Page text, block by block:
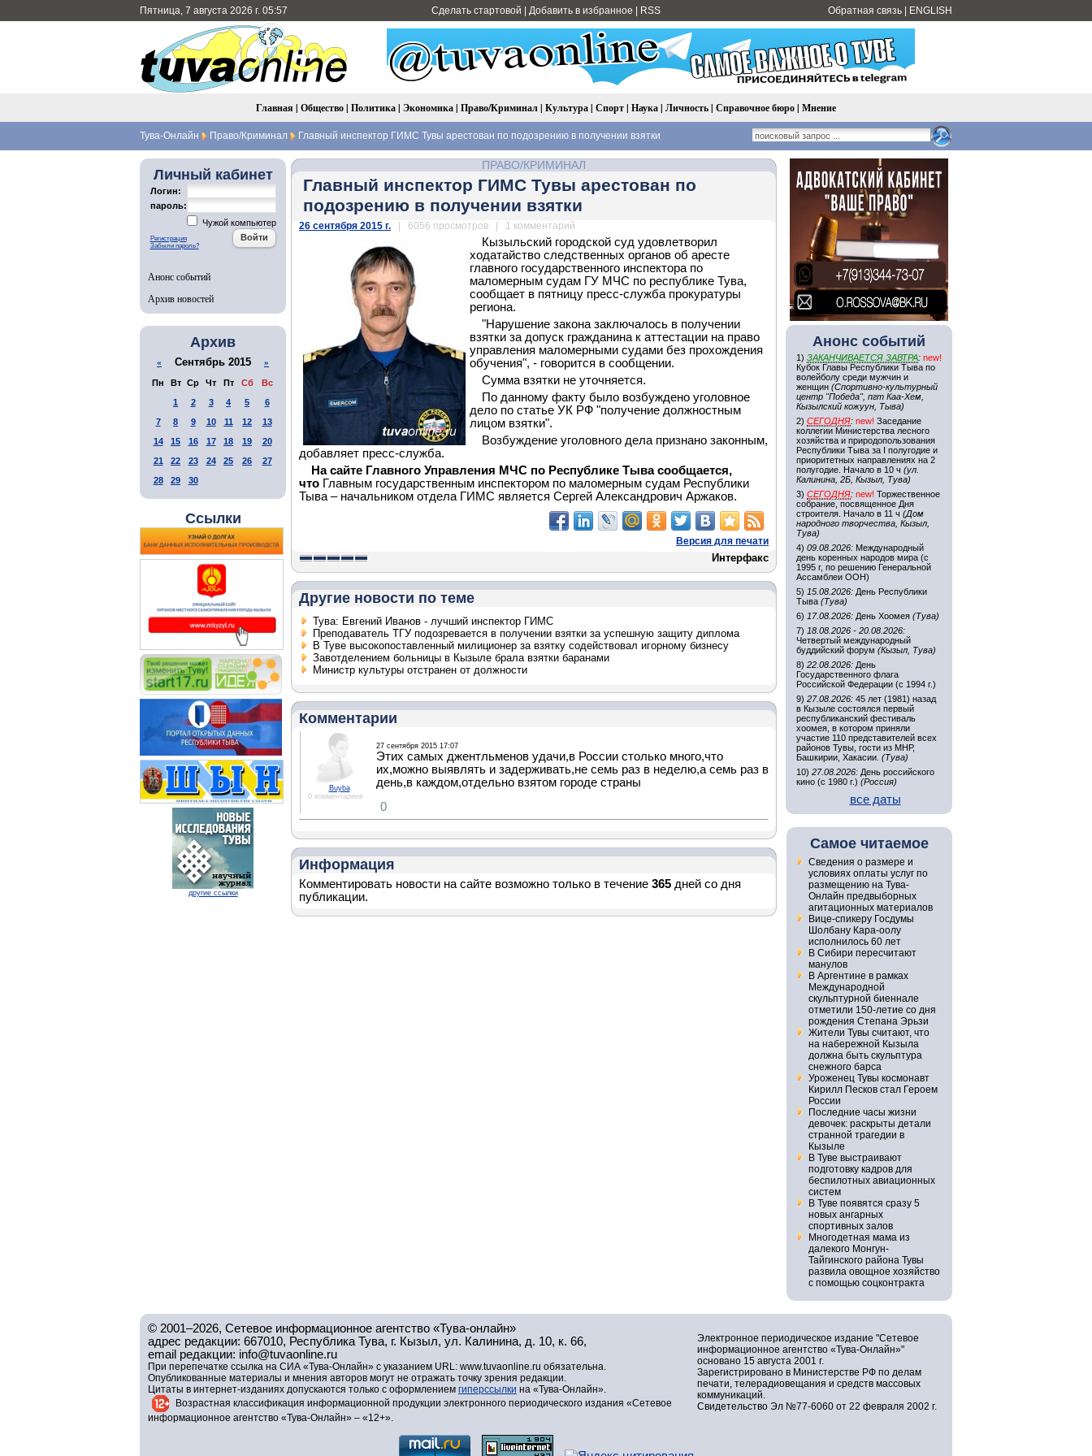
Пятница, 7 августа 2026 г. 05:57 Сделать стартовой Добавить в избранное RSS Обратная связь ENGLISH
Главная | Общество| Политика| Экономика| Право/Криминал| Культура| Спорт| Наука| Личность| Справочное бюро| Мнение
Тува-Онлайн Право/Криминал Главный инспектор ГИМС Тувы арестован по подозрению в получении взятки
Личный кабинет
Логин:
пароль:
Чужой компьютер
Регистрация
Забыли пароль?
Анонс событий
Архив новостей
Архив
« Сентябрь 2015 »
Пн Вт Ср Чт Пт Сб
Вс
1
2 3 4 5
6
7
8 9 10 11 12
13
14
15 16 17 18 19
20
21
22 23 24 25 26
27
28
29 30
Ссылки
другие ссылки
ПРАВО/КРИМИНАЛ
Главный инспектор ГИМС Тувы арестован по
подозрению в получении взятки
26 сентября 2015 г. | 6056 просмотров | 1 комментарий
Кызыльский городской суд удовлетворил
ходатайство следственных органов об аресте
главного государственного инспектора по
маломерным судам ГУ МЧС по республике Тува,
сообщает в пятницу пресс-служба прокуратуры
региона.
"Нарушение закона заключалось в получении
взятки за допуск гражданина к аттестации на право
управления маломерными судами без прохождения
обучения", - говорится в сообщении.
Сумма взятки не уточняется.
По данному факту было возбуждено уголовное
дело по статье УК РФ "получение должностным
лицом взятки".
Возбуждение уголовного дела признано законным,
добавляет пресс-служба.
На сайте Главного Управления МЧС по Республике Тыва сообщается,
что Главным государственным инспектором по маломерным судам Республики
Тыва – начальником отдела ГИМС является Сергей Александрович Аржаков.
Версия для печати
Интерфакс
Другие новости по теме
Тува: Евгений Иванов - лучший инспектор ГИМС
Преподаватель ТГУ подозревается в получении взятки за успешную защиту диплома
В Туве высокопоставленный милиционер за взятку содействовал игорному бизнесу
Завотделением больницы в Кызыле брала взятки баранами
Министр культуры отстранен от должности
Комментарии
Buyba
0 комментариев
27 сентября 2015 17:07
Этих самых джентльменов удачи,в России столько много,что
их,можно выявлять и задерживать,не семь раз в неделю,а семь раз в
день,в каждом,отдельно взятом городе страны
0
Информация
Комментировать новости на сайте возможно только в течение 365 дней со дня
публикации.
Анонс событий
1) ЗАКАНЧИВАЕТСЯ ЗАВТРА: new!
Кубок Главы Республики Тыва по
волейболу среди мужчин и
женщин (Спортивно-культурный
центр "Победа", пгт Каа-Хем,
Кызылский кожуун, Тыва)
2) СЕГОДНЯ: new! Заседание
коллегии Министерства лесного
хозяйства и природопользования
Республики Тыва за I полугодие и
приоритетных направлениях на 2
полугодие. Начало в 10 ч (ул.
Калинина, 2Б, Кызыл, Тува)
3) СЕГОДНЯ: new! Торжественное
собрание, посвященное Дня
строителя. Начало в 11 ч (Дом
народного творчества, Кызыл,
Тува)
4) 09.08.2026: Международный
день коренных народов мира (с
1995 г, по решению Генеральной
Ассамблеи ООН)
5) 15.08.2026: День Республики
Тыва (Тува)
6) 17.08.2026: День Хоомея (Тува)
7) 18.08.2026 - 20.08.2026:
Четвертый международный
буддийский форум (Кызыл, Тува)
8) 22.08.2026: День
Государственного флага
Российской Федерации (с 1994 г.)
9) 27.08.2026: 45 лет (1981) назад
в Кызыле состоялся первый
республиканский фестиваль
хоомея, в котором приняли
участие 110 представителей всех
районов Тувы, гости из МНР,
Башкирии, Хакасии. (Тува)
10) 27.08.2026: День российского
кино (с 1980 г.) (Россия)
все даты
Самое читаемое
Сведения о размере и
условиях оплаты услуг по
размещению на Тува-
Онлайн предвыборных
агитационных материалов
Вице-спикеру Госдумы
Шолбану Кара-оолу
исполнилось 60 лет
В Сибири пересчитают
манулов
В Аргентине в рамках
Международной
скульптурной биеннале
отметили 150-летие со дня
рождения Степана Эрьзи
Жители Тувы считают, что
на набережной Кызыла
должна быть скульптура
снежного барса
Уроженец Тувы космонавт
Кирилл Песков стал Героем
России
Последние часы жизни
девочек: раскрыты детали
странной трагедии в
Кызыле
В Туве выстраивают
подготовку кадров для
беспилотных авиационных
систем
В Туве появятся сразу 5
новых ангарных
спортивных залов
Многодетная мама из
далекого Монгун-
Тайгинского района Тувы
развила овощное хозяйство
с помощью соцконтракта
© 2001–2026, Сетевое информационное агентство «Тува-онлайн»
адрес редакции: 667010, Республика Тува, г. Кызыл, ул. Калинина, д. 10, к. 66,
email редакции: info@tuvaonline.ru
При перепечатке ссылка на СИА «Тува-Онлайн» с указанием URL: www.tuvaonline.ru обязательна.
Опубликованные материалы и мнения авторов могут не отражать точку зрения редакции.
Цитаты в интернет-изданиях допускаются только с оформлением гиперссылки на «Тува-Онлайн».
Возрастная классификация информационной продукции электронного периодического издания «Сетевое
информационное агентство «Тува-Онлайн» – «12+».
Электронное периодическое издание "Сетевое
информационное агентство «Тува-Онлайн»"
основано 15 августа 2001 г.
Зарегистрировано в Министерстве РФ по делам
печати, телерадиовещания и средств массовых
коммуникаций.
Свидетельство Эл №77-6060 от 22 февраля 2002 г.